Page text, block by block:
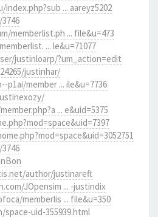
... aareyz5202
memberlist.ph ... file&u=473
... le&u=71077
justinloarp/?um_action=edit
justinhar/
member ... ile&u=7736
... e&uid=5375
author/justinareft
JOpensim ... -justindix
memberlis ... file&u=350
uid-355939.html